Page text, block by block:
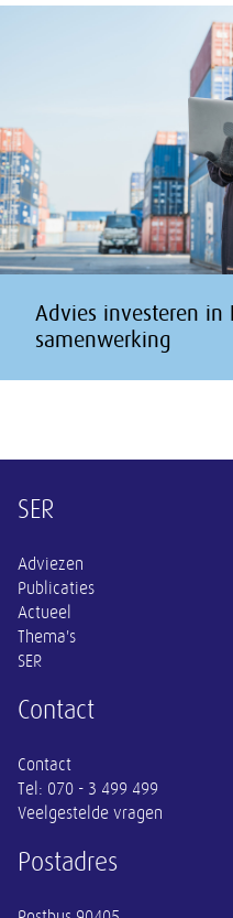
Advies investeren in
samenwerking
Overige informatie
SER
Adviezen
Publicaties
Actueel
Thema's
SER
Contact
Contact
Tel: 070 - 3 499 499
Veelgestelde vragen
Postadres